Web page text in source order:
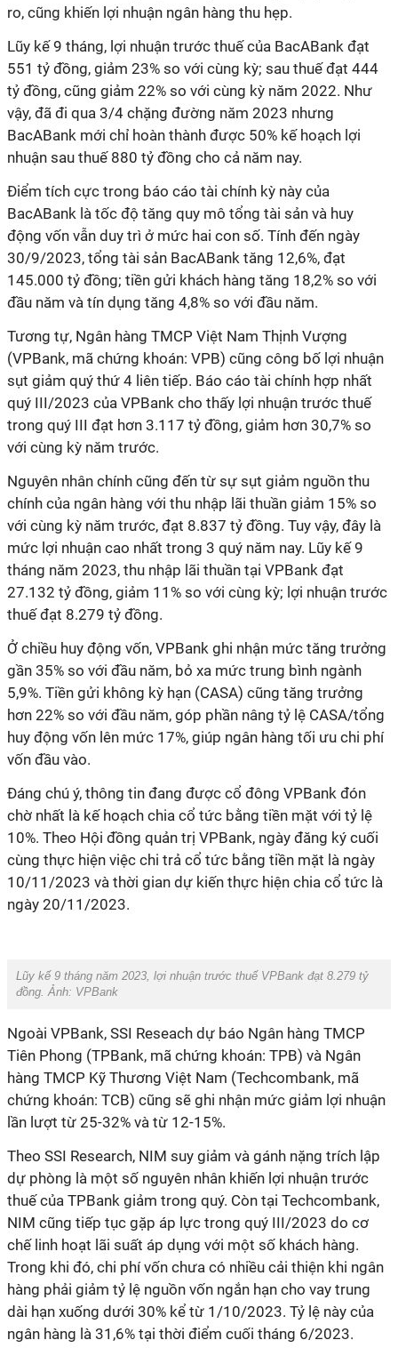
ro, cũng khiến lợi nhuận ngân hàng thu hẹp.
Lũy kế 9 tháng, lợi nhuận trước thuế của BacABank đạt
551 tỷ đồng, giảm 23% so với cùng kỳ; sau thuế đạt 444
tỷ đồng, cũng giảm 22% so với cùng kỳ năm 2022. Như
vậy, đã đi qua 3/4 chặng đường năm 2023 nhưng
BacABank mới chỉ hoàn thành được 50% kế hoạch lợi
nhuận sau thuế 880 tỷ đồng cho cả năm nay.
Điểm tích cực trong báo cáo tài chính kỳ này của
BacABank là tốc độ tăng quy mô tổng tài sản và huy
động vốn vẫn duy trì ở mức hai con số. Tính đến ngày
30/9/2023, tổng tài sản BacABank tăng 12,6%, đạt
145.000 tỷ đồng; tiền gửi khách hàng tăng 18,2% so với
đầu năm và tín dụng tăng 4,8% so với đầu năm.
Tương tự, Ngân hàng TMCP Việt Nam Thịnh Vượng
(VPBank, mã chứng khoán: VPB) cũng công bố lợi nhuận
sụt giảm quý thứ 4 liên tiếp. Báo cáo tài chính hợp nhất
quý III/2023 của VPBank cho thấy lợi nhuận trước thuế
trong quý III đạt hơn 3.117 tỷ đồng, giảm hơn 30,7% so
với cùng kỳ năm trước.
Nguyên nhân chính cũng đến từ sự sụt giảm nguồn thu
chính của ngân hàng với thu nhập lãi thuần giảm 15% so
với cùng kỳ năm trước, đạt 8.837 tỷ đồng. Tuy vậy, đây là
mức lợi nhuận cao nhất trong 3 quý năm nay. Lũy kế 9
tháng năm 2023, thu nhập lãi thuần tại VPBank đạt
27.132 tỷ đồng, giảm 11% so với cùng kỳ; lợi nhuận trước
thuế đạt 8.279 tỷ đồng.
Ở chiều huy động vốn, VPBank ghi nhận mức tăng trưởng
gần 35% so với đầu năm, bỏ xa mức trung bình ngành
5,9%. Tiền gửi không kỳ hạn (CASA) cũng tăng trưởng
hơn 22% so với đầu năm, góp phần nâng tỷ lệ CASA/tổng
huy động vốn lên mức 17%, giúp ngân hàng tối ưu chi phí
vốn đầu vào.
Đáng chú ý, thông tin đang được cổ đông VPBank đón
chờ nhất là kế hoạch chia cổ tức bằng tiền mặt với tỷ lệ
10%. Theo Hội đồng quản trị VPBank, ngày đăng ký cuối
cùng thực hiện việc chi trả cổ tức bằng tiền mặt là ngày
10/11/2023 và thời gian dự kiến thực hiện chia cổ tức là
ngày 20/11/2023.
Lũy kế 9 tháng năm 2023, lợi nhuận trước thuế VPBank đạt 8.279 tỷ
đồng. Ảnh: VPBank
Ngoài VPBank, SSI Reseach dự báo Ngân hàng TMCP
Tiên Phong (TPBank, mã chứng khoán: TPB) và Ngân
hàng TMCP Kỹ Thương Việt Nam (Techcombank, mã
chứng khoán: TCB) cũng sẽ ghi nhận mức giảm lợi nhuận
lần lượt từ 25-32% và từ 12-15%.
Theo SSI Research, NIM suy giảm và gánh nặng trích lập
dự phòng là một số nguyên nhân khiến lợi nhuận trước
thuế của TPBank giảm trong quý. Còn tại Techcombank,
NIM cũng tiếp tục gặp áp lực trong quý III/2023 do cơ
chế linh hoạt lãi suất áp dụng với một số khách hàng.
Trong khi đó, chi phí vốn chưa có nhiều cải thiện khi ngân
hàng phải giảm tỷ lệ nguồn vốn ngắn hạn cho vay trung
dài hạn xuống dưới 30% kể từ 1/10/2023. Tỷ lệ này của
ngân hàng là 31,6% tại thời điểm cuối tháng 6/2023.